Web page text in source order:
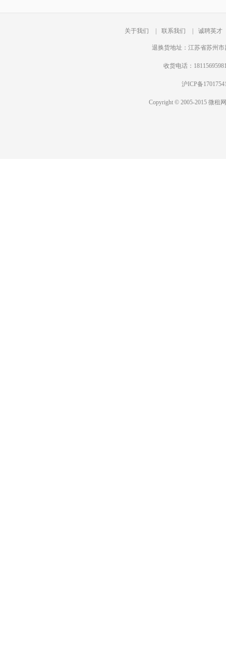
关于我们 联系我们 诚聘英才
退换货地址：江苏省苏州
收货电话：
沪ICP备
Copyright © 2005-2015 微租